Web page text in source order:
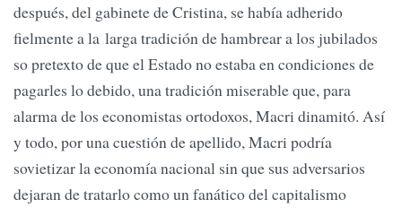
después, del gabinete de Cristina, se había adherido
fielmente a la larga tradición de hambrear a los jubilados
so pretexto de que el Estado no estaba en condiciones de
pagarles lo debido, una tradición miserable que, para
alarma de los economistas ortodoxos, Macri dinamitó. Así
y todo, por una cuestión de apellido, Macri podría
sovietizar la economía nacional sin que sus adversarios
dejaran de tratarlo como un fanático del capitalismo